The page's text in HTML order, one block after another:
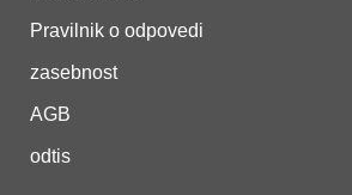
Pravilnik o odpovedi
zasebnost
AGB
odtis